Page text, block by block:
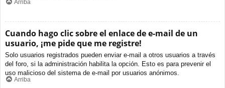
Arriba
Cuando hago clic sobre el enlace de e-mail de un
usuario, ¡me pide que me registre!
Solo usuarios registrados pueden enviar e-mail a otros usuarios a través
del foro, si la administración habilita la opción. Esto es para prevenir el
uso malicioso del sistema de e-mail por usuarios anónimos.
Arriba